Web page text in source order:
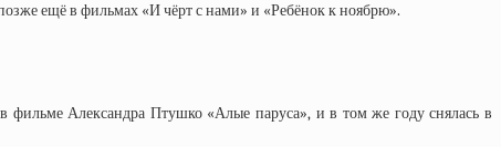
ещё в фильмах «И чёрт с нами» и «Ребёнок к ноябрю».
Александра Птушко «Алые паруса», и в том же году снялась в